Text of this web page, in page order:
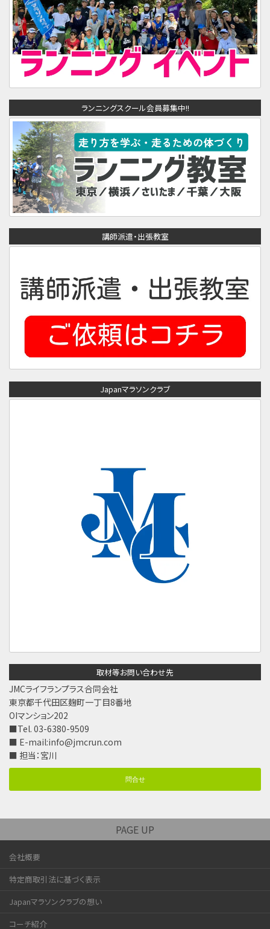
ランニングスクール会員募集中!!
講師派遣・出張教室
Japanマラソンクラブ
取材等お問い合わせ先
JMCライフランプラス合同会社
東京都千代田区麹町一丁目8番地
OIマンション202
■Tel. 03-6380-9509
■ E-mail:info@jmcrun.com
■ 担当：宮川
問合せ
PAGE UP
会社概要
特定商取引法に基づく表示
Japanマラソンクラブの想い
コーチ紹介